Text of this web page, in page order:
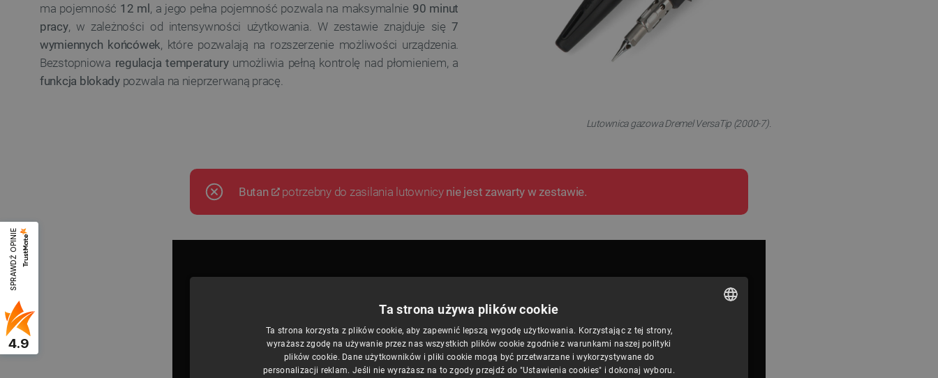
SPRAWDŹ OPINIE
4.9
ma pojemność 12 ml, a jego pełna pojemność pozwala na maksymalnie 90 minut
pracy, w zależności od intensywności użytkowania. W zestawie znajduje się7
wymiennych końcówek, które pozwalają na rozszerzenie możliwości urządzenia.
Bezstopniowa regulacja temperaturyumożliwia pełną kontrolę nad płomieniem, a
funkcja blokadypozwala na nieprzerwaną pracę.
Lutownica gazowa Dremel VersaTip (2000-7).
Butan potrzebny do zasilania lutownicy nie jest zawarty w zestawie.
Ta strona używa plików cookie
Ta strona korzysta z plików cookie, aby zapewnić lepszą wygodę użytkowania. Korzystając z tej strony,
wyrażasz zgodę na używanie przez nas wszystkich plików cookie zgodnie z warunkami naszej polityki
plików cookie. Dane użytkowników i pliki cookie mogą być przetwarzane i wykorzystywane do
personalizacji reklam. Jeśli nie wyrażasz na to zgody przejdź do "Ustawienia cookies" i dokonaj wyboru.